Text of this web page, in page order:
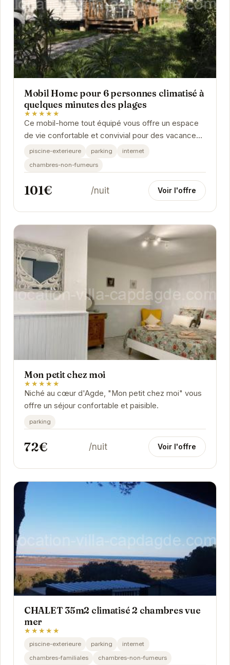
Mobil Home pour 6 personnes climatisé à
quelques minutes des plages
★★★★★
Ce mobil-home tout équipé vous offre un espace
de vie confortable et convivial pour des vacances
réussies. La climatisation vous assure un séjour...
piscine-exterieure parking
internet
chambres-non-fumeurs
101€ /nuit Voir l'offre
Mon petit chez moi
★★★★★
Niché au cœur d'Agde, "Mon petit chez moi" vous
offre un séjour confortable et paisible.
parking
72€ /nuit Voir l'offre
CHALET 35m2 climatisé 2 chambres vue
mer
★★★★★
piscine-exterieure parking
internet
chambres-familiales
chambres-non-fumeurs